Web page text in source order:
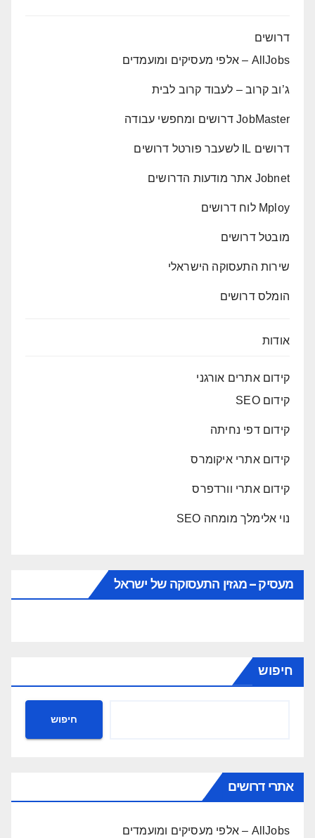
דרושים
AllJobs – אלפי מעסיקים ומועמדים
ג’וב קרוב – לעבוד קרוב לבית
JobMaster דרושים ומחפשי עבודה
דרושים IL לשעבר פורטל דרושים
Jobnet אתר מודעות הדרושים
Mploy לוח דרושים
מובטל דרושים
שירות התעסוקה הישראלי
הומלס דרושים
אודות
קידום אתרים אורגני
קידום SEO
קידום דפי נחיתה
קידום אתרי איקומרס
קידום אתרי וורדפרס
נוי אלימלך מומחה SEO
מעסיק – מגזין התעסוקה של ישראל
חיפוש
חיפוש
אתרי דרושים
AllJobs – אלפי מעסיקים ומועמדים